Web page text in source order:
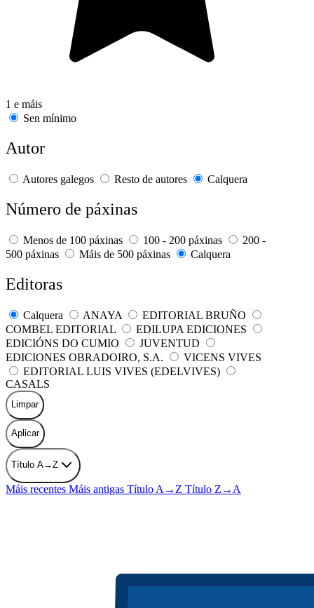
1 e máis
Sen mínimo
Autor
Autores galegos Resto de autores Calquera
Número de páxinas
Menos de 100 páxinas 100 - 200 páxinas
200 -
500 páxinas
Máis de 500 páxinas Calquera
Editoras
Calquera ANAYA
EDITORIAL BRUÑO
COMBEL EDITORIAL
EDILUPA EDICIONES
EDICIÓNS DO CUMIO
JUVENTUD
EDICIONES OBRADOIRO, S.A.
VICENS VIVES
EDITORIAL LUIS VIVES (EDELVIVES)
CASALS
Limpar
Aplicar
Título A→Z
Máis recentes Máis antigas Título A→Z Título Z→A